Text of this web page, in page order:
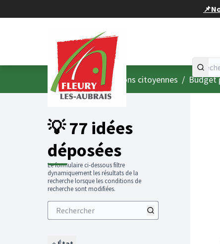
AccueilMenu principal
/ Consultations citoyennes / Budget
💡 77 idées
déposées
Le formulaire ci-dessous filtre
dynamiquement les résultats de la
recherche lorsque les conditions de
recherche sont modifiées.